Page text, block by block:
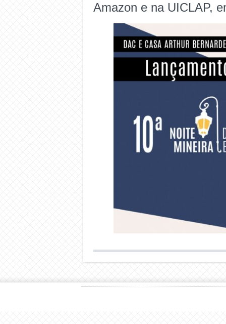
Amazon e na UICLAP,